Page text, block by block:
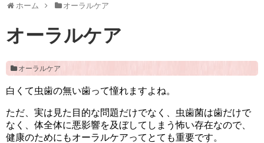
ホーム オーラルケア
オーラルケア
オーラルケア
白くて虫歯の無い歯って憧れますよね。
ただ、実は見た目的な問題だけでなく、虫歯菌は歯だけで
なく、体全体に悪影響を及ぼしてしまう怖い存在なので、
健康のためにもオーラルケアってとても重要です。